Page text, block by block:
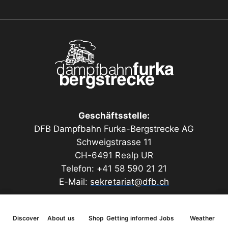
Discover About us Shop Getting informed Jobs Weather
Geschäftsstelle:
DFB Dampfbahn Furka-Bergstrecke AG
Schweigstrasse 11
CH-6491 Realp UR
Telefon: +41 58 590 21 21
E-Mail: sekretariat@dfb.ch